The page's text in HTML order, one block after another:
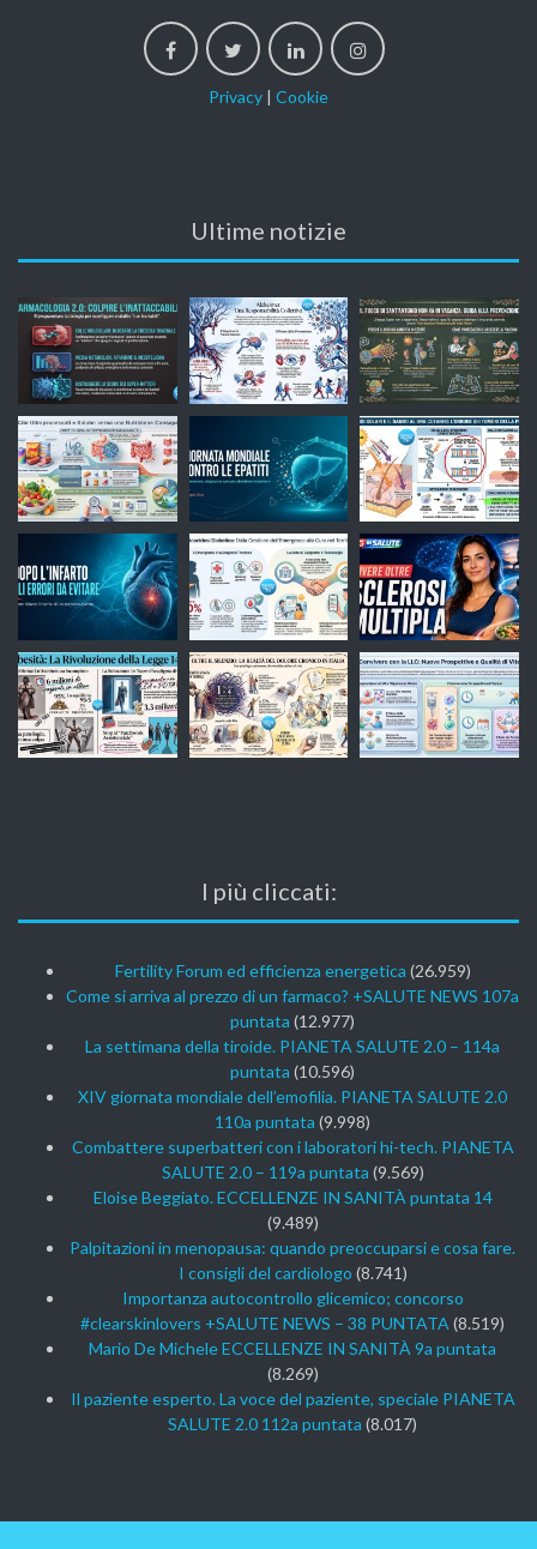
Privacy | Cookie
Ultime notizie
I più cliccati:
Fertility Forum ed efficienza energetica (26.959)
Come si arriva al prezzo di un farmaco? +SALUTE NEWS 107a
puntata (12.977)
La settimana della tiroide. PIANETA SALUTE 2.0 – 114a
puntata (10.596)
XIV giornata mondiale dell’emofilia. PIANETA SALUTE 2.0
110a puntata (9.998)
Combattere superbatteri con i laboratori hi-tech. PIANETA
SALUTE 2.0 – 119a puntata (9.569)
Eloise Beggiato. ECCELLENZE IN SANITÀ puntata 14
(9.489)
Palpitazioni in menopausa: quando preoccuparsi e cosa fare.
I consigli del cardiologo (8.741)
Importanza autocontrollo glicemico; concorso
#clearskinlovers +SALUTE NEWS – 38 PUNTATA (8.519)
Mario De Michele ECCELLENZE IN SANITÀ 9a puntata
(8.269)
Il paziente esperto. La voce del paziente, speciale PIANETA
SALUTE 2.0 112a puntata (8.017)